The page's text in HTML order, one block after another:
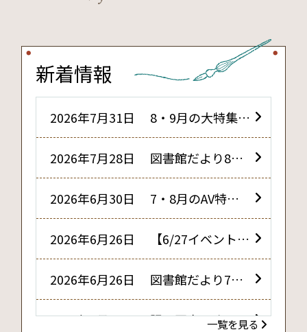
新着情報
2026年7月31日 8・9月の大特集
【いきもの】
2026年7月28日 図書館だより8月
号
2026年6月30日 7・8月のAV特集
『ハラハラ・ドキドキ』
2026年6月26日 【6/27イベント中
止のお知らせ】
2026年6月26日 図書館だより7月
号
2026年6月16日 課題図書・すいせ
一覧を見る